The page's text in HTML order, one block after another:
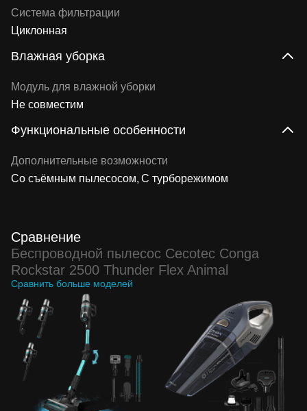
Система фильтрации
Циклонная
Влажная уборка
Модуль для влажной уборки
Не совместим
Функциональные особенности
Дополнительные возможности
Со съёмным пылесосом С турборежимом
Сравнение
Беспроводной пылесос Cecotec Conga
Rockstar 2500 Thunder Flex Animal
Сравнить больше моделей